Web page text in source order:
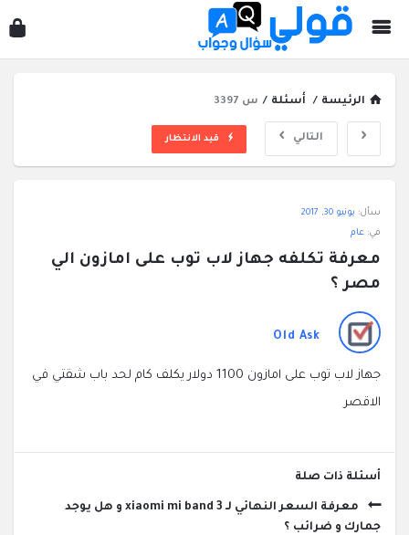
الرئيسة / أسئلة / س 3397
التالي قيد الانتظار
سؤال
وجواب
الاحدث
سأل: يونيو 30, 2017
في: عام
مصر ؟
Old Ask
جهاز لاب توب على امازون 1100 دولار يكلف كام لحد باب شقتي في
الاقصر
‫أسئلة ذات صلة
معرفة السعر النهائي لـ xiaomi mi band 3 و هل يوجد
جمارك و ضرائب ؟